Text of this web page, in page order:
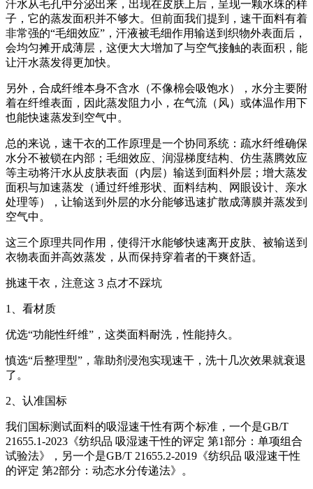
汗水从毛孔中分泌出来，出现在皮肤上后，呈现一颗水珠的样
子，它的蒸发面积并不够大。但前面我们提到，速干面料有着
非常强的“毛细效应”，汗液被毛细作用输送到织物外表面后，
会均匀摊开成薄层，这便大大增加了与空气接触的表面积，能
让汗水蒸发得更加快。
另外，合成纤维本身不含水（不像棉会吸饱水），水分主要附
着在纤维表面，因此蒸发阻力小，在气流（风）或体温作用下
也能快速蒸发到空气中。
总的来说，速干衣的工作原理是一个协同系统：疏水纤维确保
水分不被锁在内部；毛细效应、润湿梯度结构、仿生蒸腾效应
等主动将汗水从皮肤表面（内层）输送到面料外层；增大蒸发
面积与加速蒸发（通过纤维形状、面料结构、网眼设计、亲水
处理等），让输送到外层的水分能够迅速扩散成薄膜并蒸发到
空气中。
这三个原理共同作用，使得汗水能够快速离开皮肤、被输送到
衣物表面并高效蒸发，从而保持穿着者的干爽舒适。
挑速干衣，注意这 3 点才不踩坑
1、看材质
优选“功能性纤维”，这类面料耐洗，性能持久。
慎选“后整理型”，靠助剂浸泡实现速干，洗十几次效果就衰退
了。
2、认准国标
我们国标测试面料的吸湿速干性有两个标准，一个是GB/T
21655.1-2023《纺织品 吸湿速干性的评定 第1部分：单项组合
试验法》，另一个是GB/T 21655.2-2019《纺织品 吸湿速干性
的评定 第2部分：动态水分传递法》。